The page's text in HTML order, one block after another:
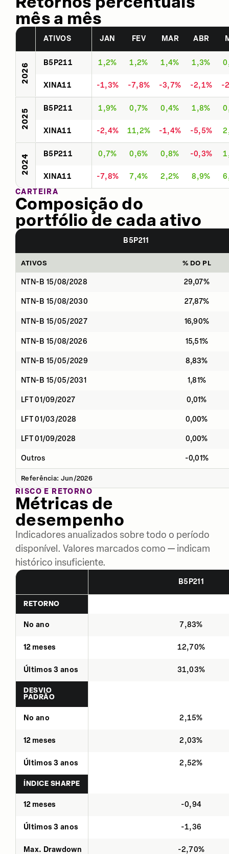
mês a mês
ATIVOS JAN FEV MAR ABR
2026 B5P211 1,2% 1,2% 1,4% 1,3%
XINA11 -1,3% -7,8% -3,7% -2,1% -
2025 B5P211 1,9% 0,7% 0,4% 1,8%
XINA11 -2,4% 11,2% -1,4% -5,5%
2024 B5P211 0,7% 0,6% 0,8% -0,3%
XINA11 -7,8% 7,4% 2,2% 8,9%
CARTEIRA
Composição do
portfólio de cada ativo
B5P211
ATIVOS % DO PL
NTN-B 15/08/2028 29,07%
NTN-B 15/08/2030 27,87%
NTN-B 15/05/2027 16,90%
NTN-B 15/08/2026 15,51%
NTN-B 15/05/2029 8,83%
NTN-B 15/05/2031 1,81%
LFT 01/09/2027 0,01%
LFT 01/03/2028 0,00%
LFT 01/09/2028 0,00%
Outros -0,01%
Referência: Jun/2026
RISCO E RETORNO
Métricas de
desempenho
Indicadores anualizados sobre todo o período
disponível. Valores marcados como — indicam
histórico insuficiente.
B5P211
RETORNO
No ano 7,83%
12 meses 12,70%
Últimos 3 anos 31,03%
DESVIO
PADRÃO
No ano 2,15%
12 meses 2,03%
Últimos 3 anos 2,52%
ÍNDICE SHARPE
12 meses -0,94
Últimos 3 anos -1,36
Max. Drawdown -2,70%